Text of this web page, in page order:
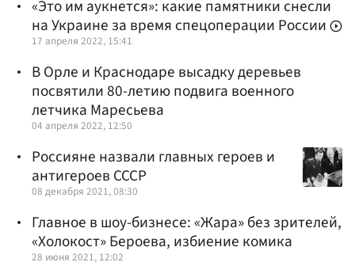
«Это им аукнется»: какие памятники снесли
на Украине за время спецоперации России
17 апреля 2022, 15:41
В Орле и Краснодаре высадку деревьев
посвятили 80-летию подвига военного
летчика Маресьева
04 апреля 2022, 12:50
Россияне назвали главных героев и
антигероев СССР
08 декабря 2021, 08:30
Главное в шоу-бизнесе: «Жара» без зрителей,
«Холокост» Бероева, избиение комика
28 июня 2021, 12:02